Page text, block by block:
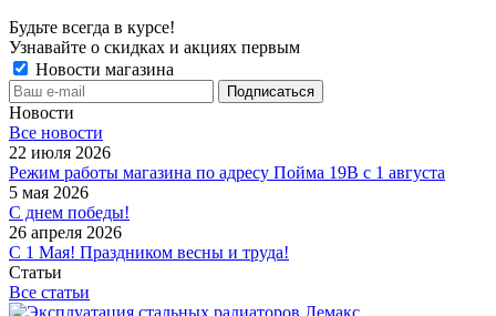
Будьте всегда в курсе!
Узнавайте о скидках и акциях первым
Новости магазина
Новости
Все новости
22 июля 2026
Режим работы магазина по адресу Пойма 19В с 1 августа
5 мая 2026
С днем победы!
26 апреля 2026
С 1 Мая! Праздником весны и труда!
Статьи
Все статьи